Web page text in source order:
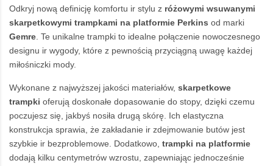
Odkryj nową definicję komfortu ir stylu z różowymi wsuwanymi
skarpetkowymi trampkami na platformie Perkins od marki
Gemre. Te unikalne trampki to idealne połączenie nowoczesnego
designu ir wygody, które z pewnością przyciągną uwagę każdej
miłośniczki mody.
Wykonane z najwyższej jakości materiałów, skarpetkowe
trampki oferują doskonałe dopasowanie do stopy, dzięki czemu
poczujesz się, jakbyś nosiła drugą skórę. Ich elastyczna
konstrukcja sprawia, że zakładanie ir zdejmowanie butów jest
szybkie ir bezproblemowe. Dodatkowo, trampki na platformie
dodają kilku centymetrów wzrostu, zapewniając jednocześnie